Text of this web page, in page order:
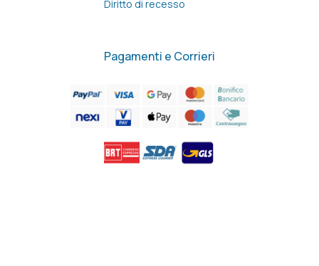
Diritto di recesso
Pagamenti e Corrieri